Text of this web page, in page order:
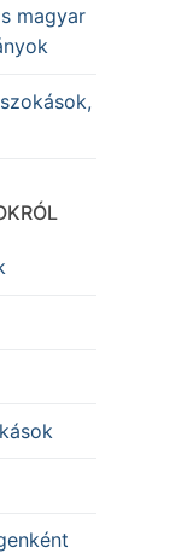
magyar